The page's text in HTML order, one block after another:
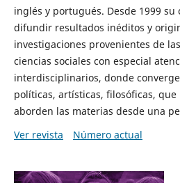
inglés y portugués. Desde 1999 su
difundir resultados inéditos y
investigaciones provenientes de
ciencias sociales con especial
interdisciplinarios, donde
políticas, artísticas, filosóficas,
aborden las materias desde una
Ver revista
Número actual